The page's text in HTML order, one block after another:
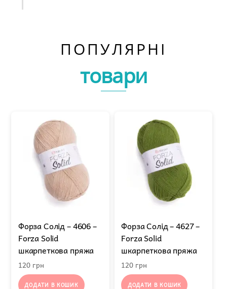
ПОПУЛЯРНІ
товари
Форза Солід – 4606 –
Forza Solid
шкарпеткова пряжа
120 грн
ДОДАТИ В КОШИК
Форза Солід – 4627 –
Forza Solid
шкарпеткова пряжа
120 грн
ДОДАТИ В КОШИК